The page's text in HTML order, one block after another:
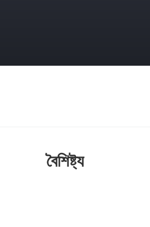
বৈশিষ্ট্য